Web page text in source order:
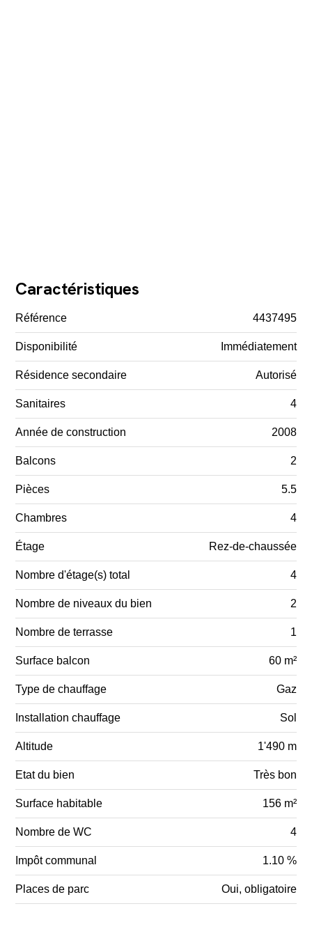
Caractéristiques
Référence 4437495
Disponibilité Immédiatement
Résidence secondaire Autorisé
Sanitaires 4
Année de construction 2008
Balcons 2
Pièces 5.5
Chambres 4
Étage Rez-de-chaussée
Nombre d'étage(s) total 4
Nombre de niveaux du bien 2
Nombre de terrasse 1
Surface balcon 60 m²
Type de chauffage Gaz
Installation chauffage Sol
Altitude 1'490 m
Etat du bien Très bon
Surface habitable 156 m²
Nombre de WC 4
Impôt communal 1.10 %
Places de parc Oui, obligatoire